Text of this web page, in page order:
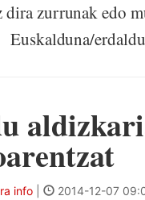
dira zurrunak edo
info 2014-12-07